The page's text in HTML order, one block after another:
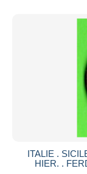
ITALIE .
HIER. .